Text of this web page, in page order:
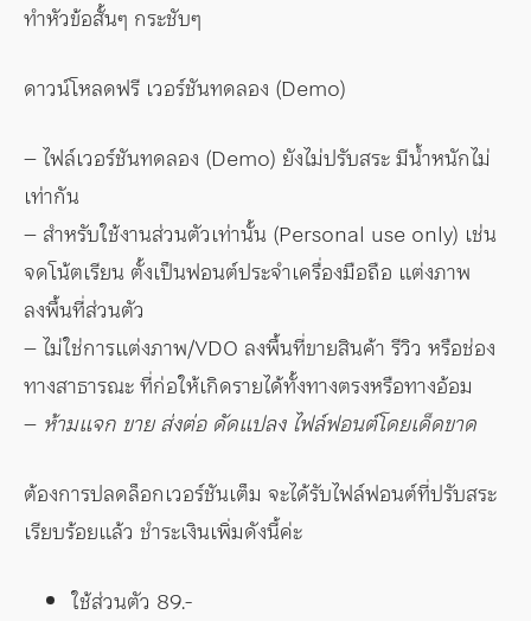
ทำหัวข้อสั้นๆ กระชับๆ
ดาวน์โหลดฟรี เวอร์ชันทดลอง (Demo)
– ไฟล์เวอร์ชันทดลอง (Demo) ยังไม่ปรับสระ มีน้ำหนักไม่
เท่ากัน
– สำหรับใช้งานส่วนตัวเท่านั้น (Personal use only) เช่น
จดโน้ตเรียน ตั้งเป็นฟอนต์ประจำเครื่องมือถือ แต่งภาพ
ลงพื้นที่ส่วนตัว
– ไม่ใช่การแต่งภาพ/VDO ลงพื้นที่ขายสินค้า รีวิว หรือช่อง
ทางสาธารณะ ที่ก่อให้เกิดรายได้ทั้งทางตรงหรือทางอ้อม
– ห้ามแจก ขาย ส่งต่อ ดัดแปลง ไฟล์ฟอนต์โดยเด็ดขาด
ต้องการปลดล็อกเวอร์ชันเต็ม จะได้รับไฟล์ฟอนต์ที่ปรับสระ
เรียบร้อยแล้ว ชำระเงินเพิ่มดังนี้ค่ะ
ใช้ส่วนตัว 89.-